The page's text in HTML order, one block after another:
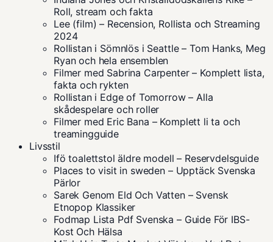
Roll, stream och fakta
Lee (film) – Recension, Rollista och Streaming
2024
Rollistan i Sömnlös i Seattle – Tom Hanks, Meg
Ryan och hela ensemblen
Filmer med Sabrina Carpenter – Komplett lista,
fakta och rykten
Rollistan i Edge of Tomorrow – Alla
skådespelare och roller
Filmer med Eric Bana – Komplett li ta och
treamingguide
Livsstil
Ifö toalettstol äldre modell – Reservdelsguide
Places to visit in sweden – Upptäck Svenska
Pärlor
Sarek Genom Eld Och Vatten – Svensk
Etnopop Klassiker
Fodmap Lista Pdf Svenska – Guide För IBS-
Kost Och Hälsa